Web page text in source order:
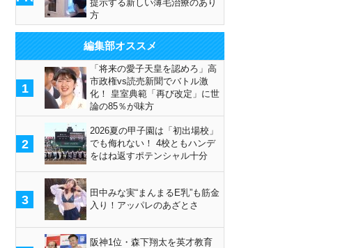
提示する新しい薄毛治療のあり
方
編集部オススメ
1
「将来の愛子天皇を認めろ」高
市政権vs読売新聞でバトル激
化！ 皇室典範「再び改定」に世
論の85％が味方
2
2026夏の甲子園は「初出場校」
でも侮れない！ 4校ともハンデ
をはね返すポテンシャル十分
3
田中みな実“まんまるE乳”も筋金
入り！アッパレのあざとさ
阪神1位・森下翔太を英才教育